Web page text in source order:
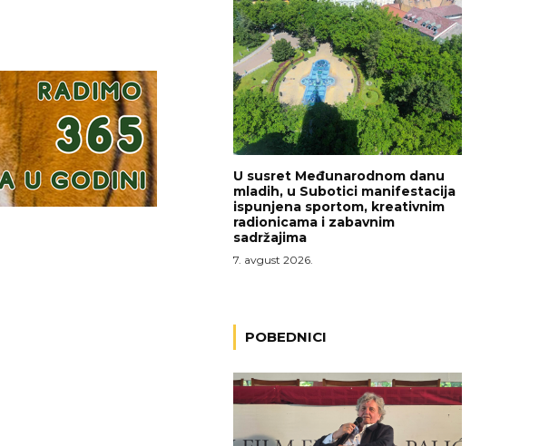
U susret Međunarodnom danu
mladih, u Subotici manifestacija
ispunjena sportom, kreativnim
radionicama i zabavnim
sadržajima
7. avgust 2026.
POBEDNICI